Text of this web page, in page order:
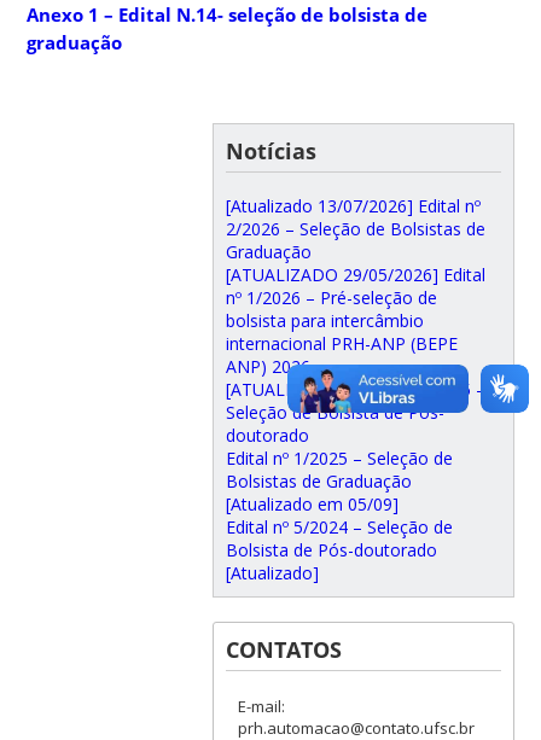
Anexo 1 – Edital N.14- seleção de bolsista de
graduação
Notícias
[Atualizado 13/07/2026] Edital nº
2/2026 – Seleção de Bolsistas de
Graduação
[ATUALIZADO 29/05/2026] Edital
nº 1/2026 – Pré-seleção de
bolsista para intercâmbio
internacional PRH-ANP (BEPE
ANP) 2026
[ATUALIZADO] Edital nº 2/2025 –
Seleção de Bolsista de Pós-
doutorado
Edital nº 1/2025 – Seleção de
Bolsistas de Graduação
[Atualizado em 05/09]
Edital nº 5/2024 – Seleção de
Bolsista de Pós-doutorado
[Atualizado]
CONTATOS
E-mail:
prh.automacao@contato.ufsc.br